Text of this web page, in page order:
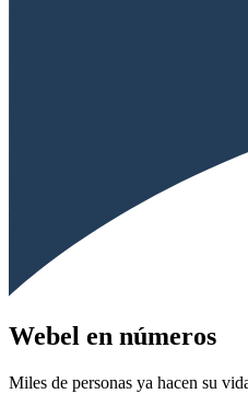
Webel en números
Miles de personas ya hacen su